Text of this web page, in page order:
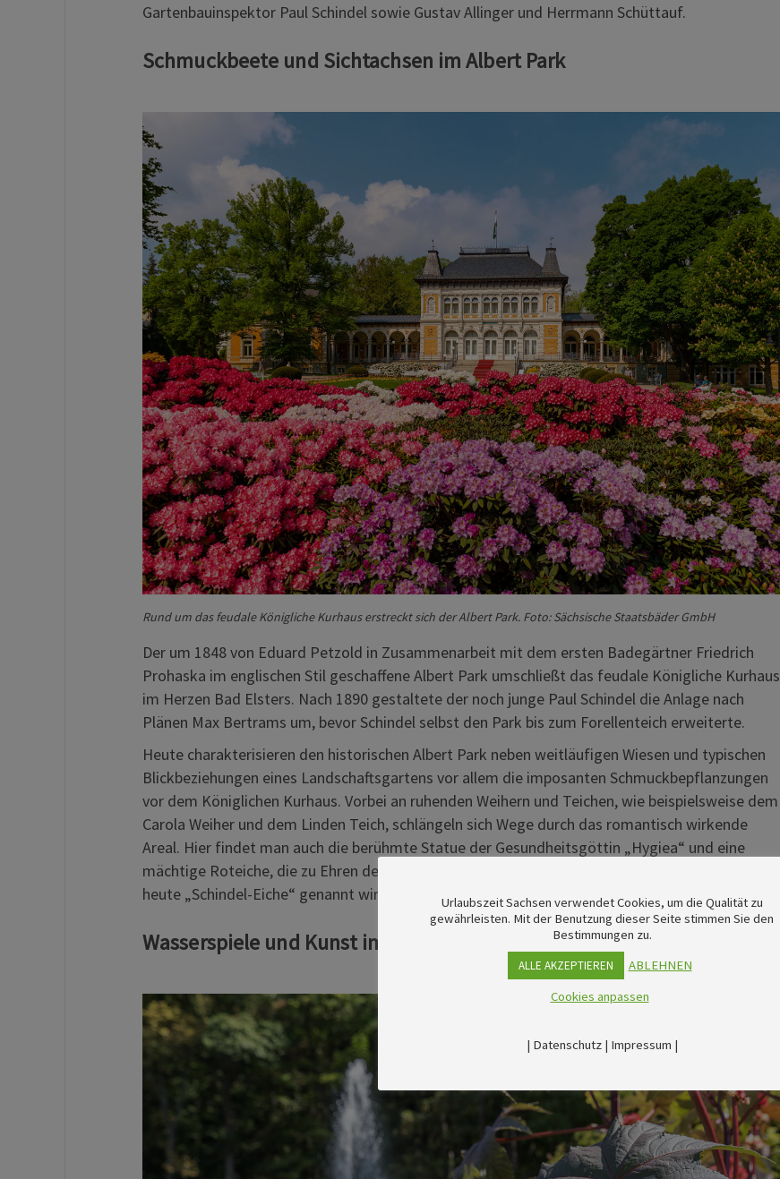
Gartenbauinspektor Paul Schindel sowie Gustav Allinger und Herrmann Schüttauf.
Schmuckbeete und Sichtachsen im Albert Park
Rund um das feudale Königliche Kurhaus erstreckt sich der Albert Park. Foto: Sächsische Staatsbäder GmbH
Der um 1848 von Eduard Petzold in Zusammenarbeit mit dem ersten Badegärtner Friedrich
Prohaska im englischen Stil geschaffene Albert Park umschließt das feudale Königliche Kurhaus
im Herzen Bad Elsters. Nach 1890 gestaltete der noch junge Paul Schindel die Anlage nach
Plänen Max Bertrams um, bevor Schindel selbst den Park bis zum Forellenteich erweiterte.
Heute charakterisieren den historischen Albert Park neben weitläufigen Wiesen und typischen
Blickbeziehungen eines Landschaftsgartens vor allem die imposanten Schmuckbepflanzungen
vor dem Königlichen Kurhaus. Vorbei an ruhenden Weihern und Teichen, wie beispielsweise dem
Carola Weiher und dem Linden Teich, schlängeln sich Wege durch das romantisch wirkende
Areal. Hier findet man auch die berühmte Statue der Gesundheitsgöttin „Hygiea“ und eine
mächtige Roteiche, die zu Ehren des Gartenbauinspektors Paul Schindel gepflanzt wurde und
heute „Schindel-Eiche“ genannt wird.
Wasserspiele und Kunst im Park am Badeplatz
Urlaubszeit Sachsen verwendet Cookies, um die Qualität zu
gewährleisten. Mit der Benutzung dieser Seite stimmen Sie den
Bestimmungen zu.
ALLE AKZEPTIEREN
ABLEHNEN
Cookies anpassen
| Datenschutz| Impressum |